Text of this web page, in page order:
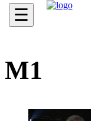
☰
M1